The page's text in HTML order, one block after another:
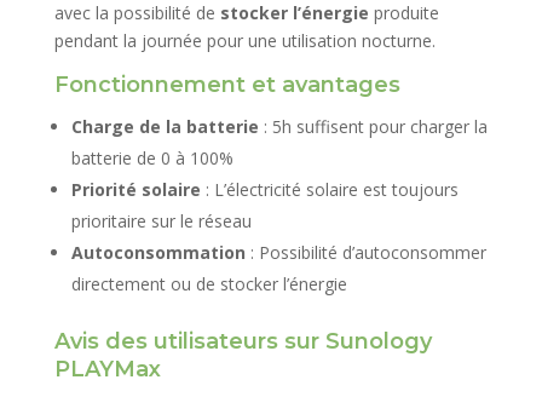
avec la possibilité de stocker l’énergie produite
pendant la journée pour une utilisation nocturne.
Fonctionnement et avantages
Charge de la batterie : 5h suffisent pour charger la
batterie de 0 à 100%
Priorité solaire : L’électricité solaire est toujours
prioritaire sur le réseau
Autoconsommation : Possibilité d’autoconsommer
directement ou de stocker l’énergie
Avis des utilisateurs sur Sunology
PLAYMax